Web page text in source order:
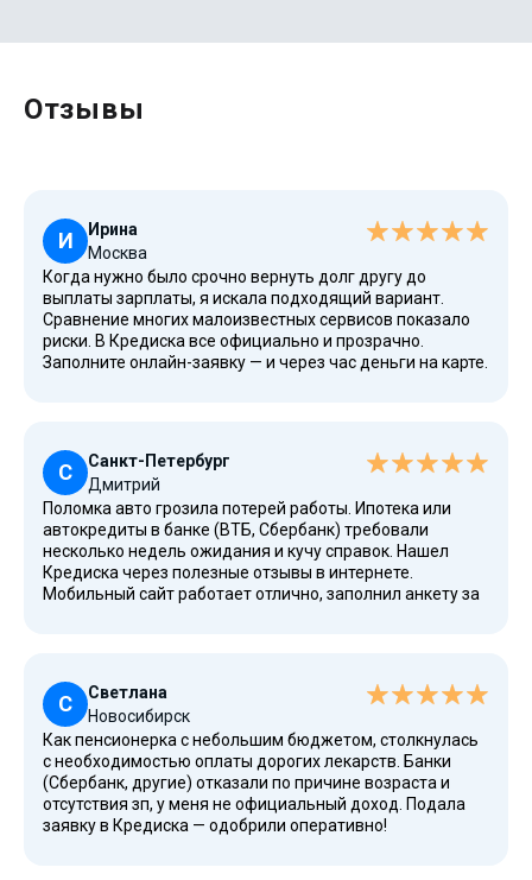
Отзывы
И
Ирина
Москва
Когда нужно было срочно вернуть долг другу до
выплаты зарплаты, я искала подходящий вариант.
Сравнение многих малоизвестных сервисов показало
риски. В Кредиска все официально и прозрачно.
Заполните онлайн-заявку — и через час деньги на карте.
решить финансовые вопросы. Оценивайте свои силы
перед оформлением кредитования. Права здесь
уважают.
С
Санкт-Петербург
Дмитрий
Поломка авто грозила потерей работы. Ипотека или
автокредиты в банке (ВТБ, Сбербанк) требовали
несколько недель ожидания и кучу справок. Нашел
Кредиска через полезные отзывы в интернете.
Мобильный сайт работает отлично, заполнил анкету за
возврата. Хорошая альтернатива крупным кредитам,
особенно в момент острой необходимости. Советую
внимательно читать договор.
С
Светлана
Новосибирск
Как пенсионерка с небольшим бюджетом, столкнулась
с необходимостью оплаты дорогих лекарств. Банки
(Сбербанк, другие) отказали по причине возраста и
отсутствия зп, у меня не официальный доход. Подала
заявку в Кредиска — одобрили оперативно!